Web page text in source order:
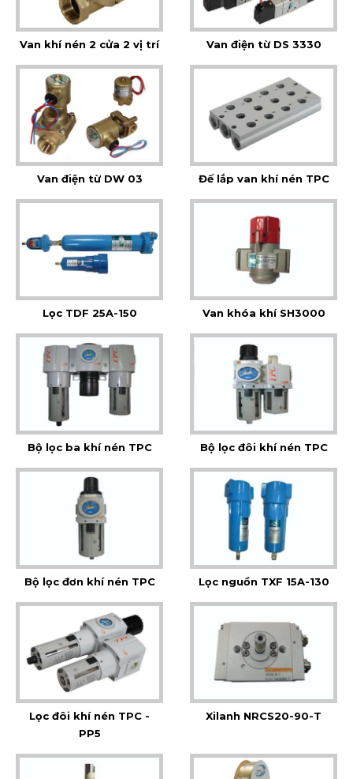
Van khí nén 2 cửa 2 vị trí Van điện từ DS 3330
Van điện từ DW 03 Đế lắp van khí nén TPC
Lọc TDF 25A-150 Van khóa khí SH3000
Bộ lọc ba khí nén TPC Bộ lọc đôi khí nén TPC
Bộ lọc đơn khí nén TPC Lọc nguồn TXF 15A-130
Lọc đôi khí nén TPC -
PP5
Xilanh NRCS20-90-T